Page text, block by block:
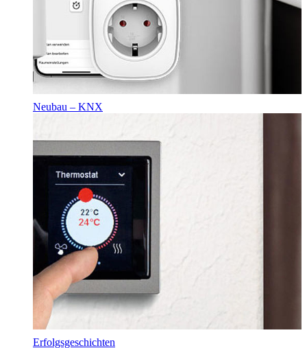
Neubau – KNX
Erfolgsgeschichten